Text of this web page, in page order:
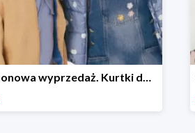
Sezonowa wyprzedaż. Kurtki do -50%